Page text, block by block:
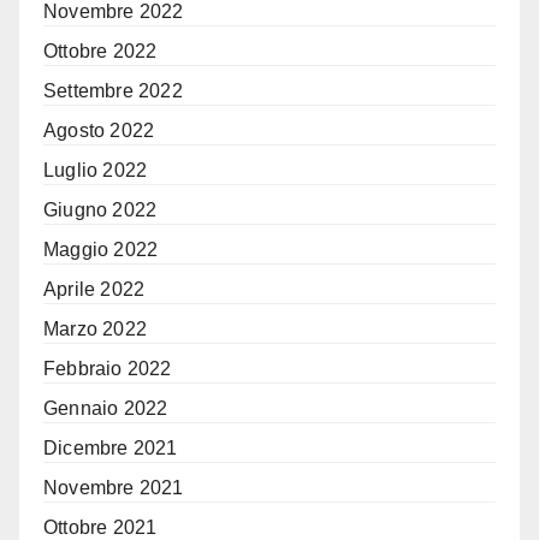
Novembre 2022
Ottobre 2022
Settembre 2022
Agosto 2022
Luglio 2022
Giugno 2022
Maggio 2022
Aprile 2022
Marzo 2022
Febbraio 2022
Gennaio 2022
Dicembre 2021
Novembre 2021
Ottobre 2021